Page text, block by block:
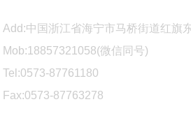
Add:中国浙江省海宁市马桥街道红旗
Mob:18857321058(微信同号)
Tel:0573-87761180
Fax:0573-87763278